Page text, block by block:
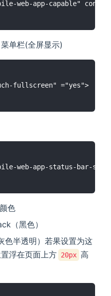
单栏(全屏显示)
色
（黑色）
色半透明）若果设置为这
浮在页面上方 20px 高